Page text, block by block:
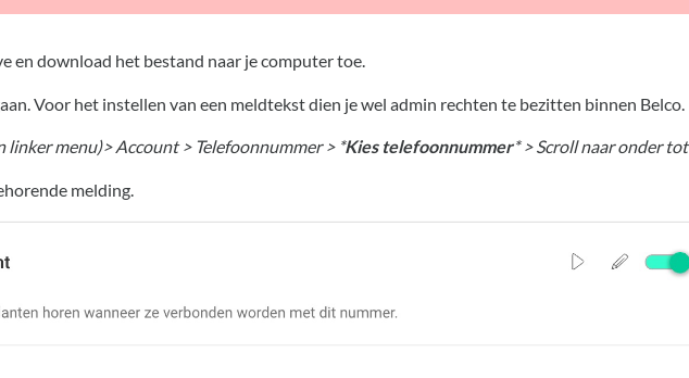
en download het bestand naar je computer toe.
Voor het instellen van een meldtekst dien je wel admin rechten te bezitten binnen Belco.
menu)> Account > Telefoonnummer > *Kies telefoonnummer* > Scroll naar onder tot
melding.